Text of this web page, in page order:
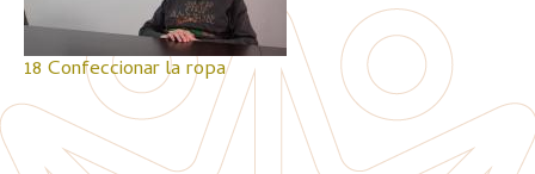
18 Confeccionar la ropa